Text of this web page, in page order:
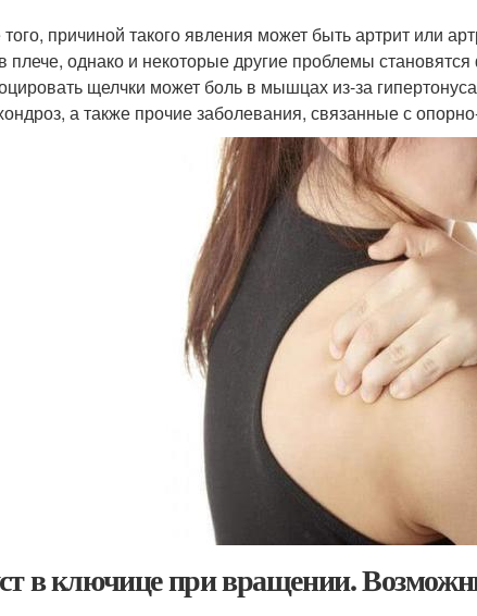
причиной такого явления может быть артрит или
плече, однако и некоторые другие проблемы
щелчки может боль в мышцах из-за
а также прочие заболевания, связанные с
в ключице при вращении.